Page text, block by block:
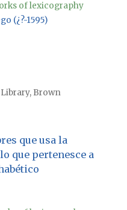
of lexicography
(¿?-1595)
Brown
que usa la
que pertenesce a